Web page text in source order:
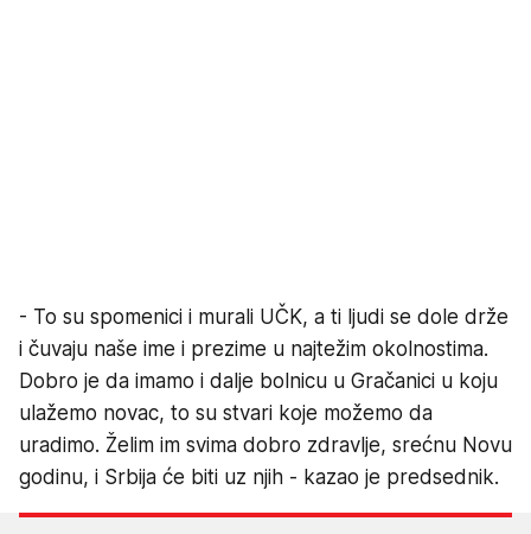
- To su spomenici i murali UČK, a ti ljudi se dole drže
i čuvaju naše ime i prezime u najtežim okolnostima.
Dobro je da imamo i dalje bolnicu u Gračanici u koju
ulažemo novac, to su stvari koje možemo da
uradimo. Želim im svima dobro zdravlje, srećnu Novu
godinu, i Srbija će biti uz njih - kazao je predsednik.